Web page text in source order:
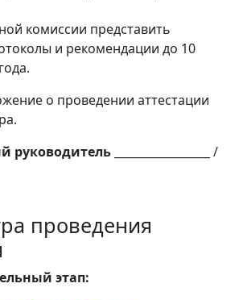
комиссии представить
и рекомендации до 10
о проведении аттестации
руководитель _________________ /
проведения
этап: